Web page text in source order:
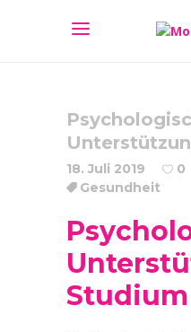
18. Juli 2019 0
Gesundheit
Studium